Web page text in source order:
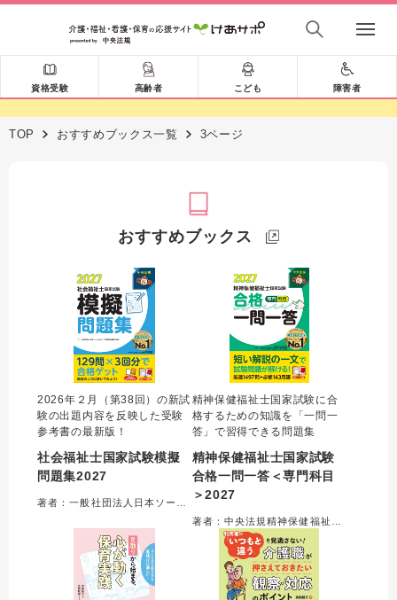
資格受験 高齢者 こども 障害者
TOP おすすめブックス一覧 3ページ
おすすめブックス
2026年２月（第38回）の新試
験の出題内容を反映した受験
参考書の最新版！
社会福祉士国家試験模擬
問題集2027
精神保健福祉士国家試験に合
格するための知識を「一問一
答」で習得できる問題集
精神保健福祉士国家試験
合格一問一答＜専門科目
＞2027